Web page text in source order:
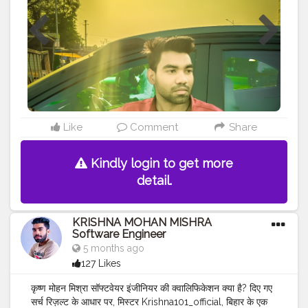
Like Comment Share
Kindly login to get more
detail.
KRISHNA MOHAN MISHRA
Software Engineer
5 months ago
127 Likes
कृष्ण मोहन मिश्रा सॉफ्टवेयर इंजीनियर की क्वालिफिकेशन क्या है? दिए गए
सर्च रिज़ल्ट के आधार पर, मिस्टर Krishna101_official, बिहार के एक